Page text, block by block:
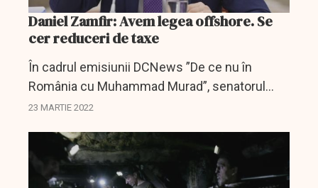
Daniel Zamfir: Avem legea offshore. Se
cer reduceri de taxe
În cadrul emisiunii DCNews ”De ce nu în
România cu Muhammad Murad”, senatorul
Daniel Zamfir a făcut precizări legate de legea
23 MARTIE 2022